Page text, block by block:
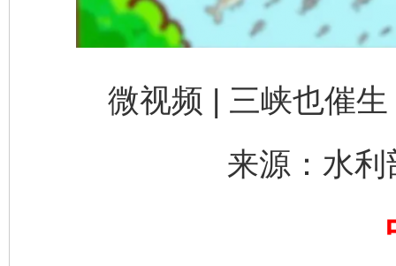
微视频 | 三峡也催生
来源：水
千年窑火 生生不息